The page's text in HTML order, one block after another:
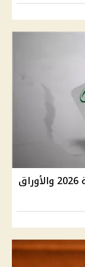
شروط استخراج كارت الخدمات المتكاملة 2026 والأوراق